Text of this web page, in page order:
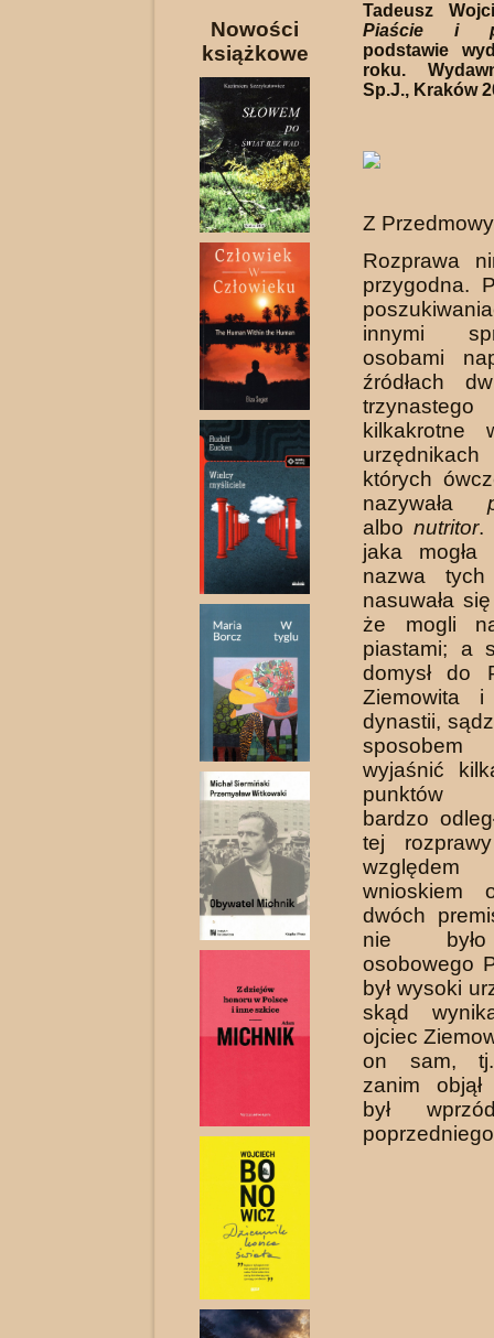
Nowości
książkowe
Tadeusz
Piaście i
podstawie
roku.
Sp.J., Kraków
Z
Rozprawa
przygodna.
innymi
osobami
źródłach
kilkakrotne
których
nazywała
albonutritor.
jaka
nazwa tych
nasuwała
że mogli
piastami; a
domysł do
Ziemowita i
dynastii,
wyjaśnić
punktów
bardzo
tej
względem
wnioskiem
dwóch
nie
osobowego
był wysoki
skąd
ojciec
on sam, tj.
zanim objął
był